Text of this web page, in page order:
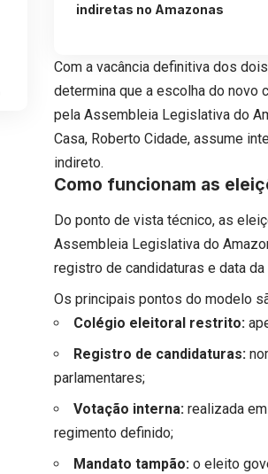
indiretas no Amazonas
Com a vacância definitiva dos
determina que a escolha do novo
pela Assembleia Legislativa do
Casa, Roberto Cidade, assume
indireto.
Como funcionam as
Do ponto de vista técnico, as
Assembleia Legislativa do
registro de candidaturas e data da
Os principais pontos do modelo
Colégio eleitoral restrito:
Registro de candidaturas:
parlamentares;
Votação interna: realizada
regimento definido;
Mandato tampão: o eleito